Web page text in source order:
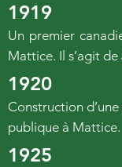
1919
Un premier
Mattice. Il s’agit
1920
Construction
publique à Mattice.
1925